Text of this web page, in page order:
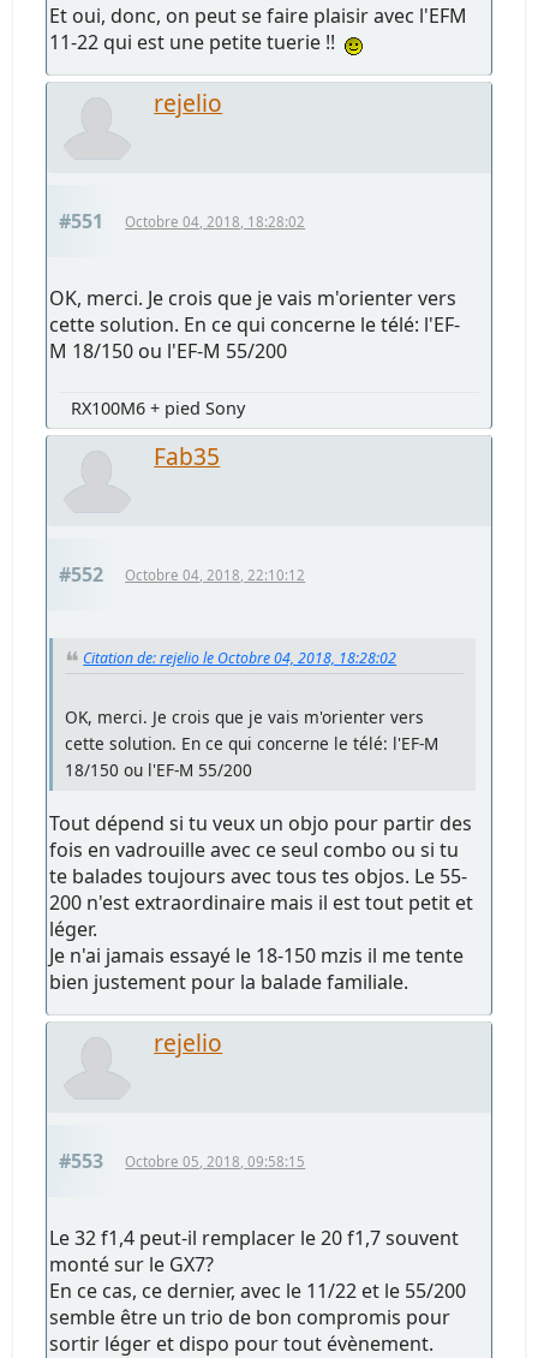
Et oui, donc, on peut se faire plaisir avec l'EFM
11-22 qui est une petite tuerie !!
rejelio
#551 Octobre 04, 2018, 18:28:02
OK, merci. Je crois que je vais m'orienter vers
cette solution. En ce qui concerne le télé: l'EF-
M 18/150 ou l'EF-M 55/200
RX100M6 + pied Sony
Fab35
#552 Octobre 04, 2018, 22:10:12
Citation de: rejelio le Octobre 04, 2018, 18:28:02
OK, merci. Je crois que je vais m'orienter vers
cette solution. En ce qui concerne le télé: l'EF-M
18/150 ou l'EF-M 55/200
Tout dépend si tu veux un objo pour partir des
fois en vadrouille avec ce seul combo ou si tu
te balades toujours avec tous tes objos. Le 55-
200 n'est extraordinaire mais il est tout petit et
léger.
Je n'ai jamais essayé le 18-150 mzis il me tente
bien justement pour la balade familiale.
rejelio
#553 Octobre 05, 2018, 09:58:15
Le 32 f1,4 peut-il remplacer le 20 f1,7 souvent
monté sur le GX7?
En ce cas, ce dernier, avec le 11/22 et le 55/200
semble être un trio de bon compromis pour
sortir léger et dispo pour tout évènement.